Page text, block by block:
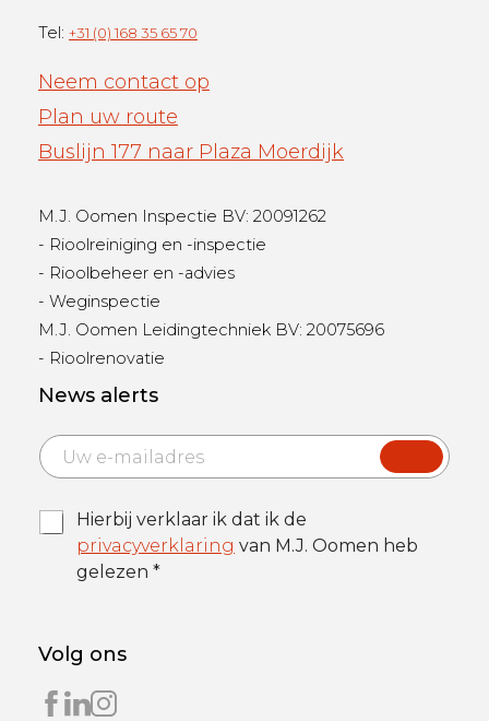
Tel: +31 (0) 168 35 65 70
Neem contact op
Plan uw route
Buslijn 177 naar Plaza Moerdijk
M.J. Oomen Inspectie BV: 20091262
- Rioolreiniging en -inspectie
- Rioolbeheer en -advies
- Weginspectie
M.J. Oomen Leidingtechniek BV: 20075696
- Rioolrenovatie
News alerts
T
e
m
s
i
o
E
m
i
T
e
C
o
n
d
Hierbij verklaar ik dat ik de
privacyverklaring van M.J. Oomen heb
gelezen *
Volg ons